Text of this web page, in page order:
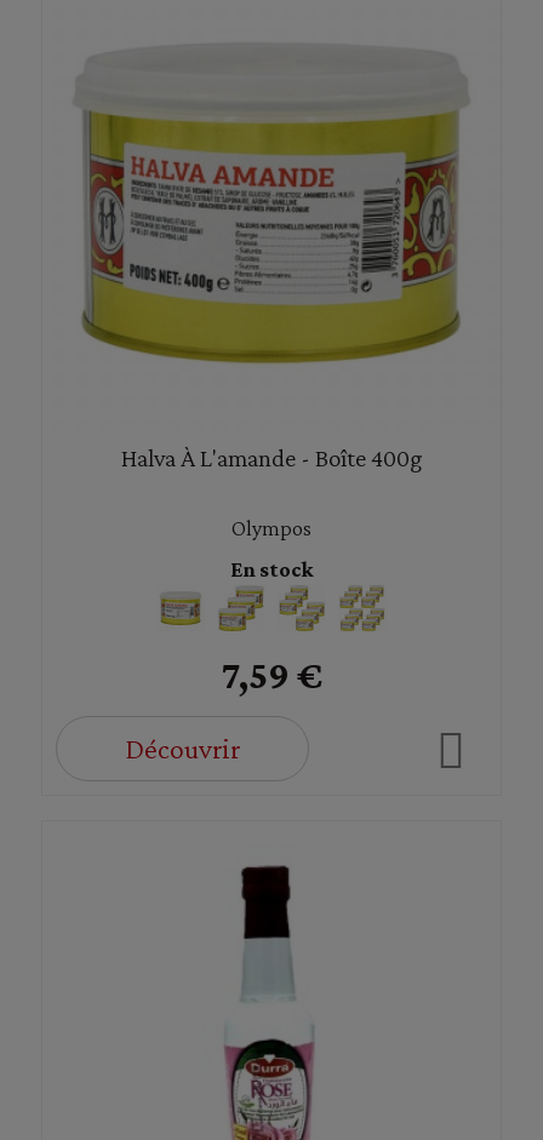
Halva À L'amande - Boîte 400g
Olympos
En stock
7,59 €
Découvrir